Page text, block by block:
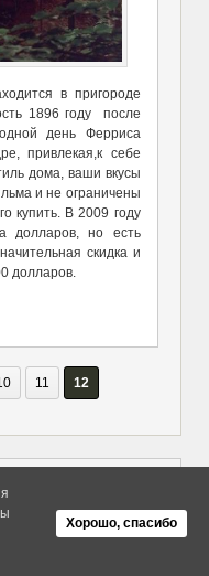
в пригороде
1896 году после
день Ферриса
привлекая,к себе
дома, ваши вкусы
и не ограничены
купить. В 2009 году
долларов, но есть
скидка и
долларов.
11 12
Об Arras WordPress Theme
Хорошо, спасибо